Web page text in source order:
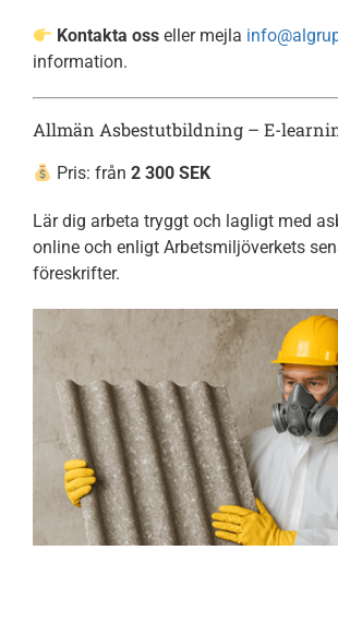
Kontakta oss eller mejla
information.
Allmän Asbestutbildning – E-
Pris: från2 300 SEK
Lär dig arbeta tryggt och lagligt med
online och enligt Arbetsmiljöverkets
föreskrifter.